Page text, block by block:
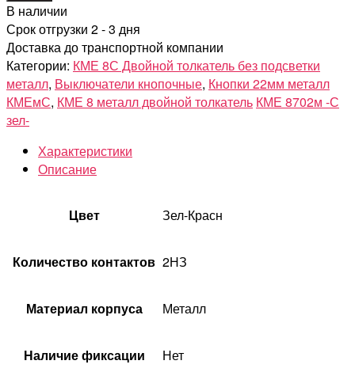
В наличии
Срок отгрузки 2 - 3 дня
Доставка до транспортной компании
Категории: КМЕ 8С Двойной толкатель без подсветки
металл, Выключатели кнопочные, Кнопки 22мм металл
КМЕмС, КМЕ 8 металл двойной толкатель КМЕ 8702м -С
зел-
Характеристики
Описание
Цвет Зел-Красн
Количество контактов 2НЗ
Материал корпуса Металл
Наличие фиксации Нет